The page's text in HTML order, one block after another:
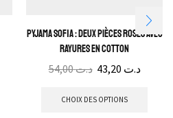
Pyjama Sofia : Deux pièces roses avec
rayures en cotton
د.ت54,00 د.ت
CHOIX DES OPTIONS